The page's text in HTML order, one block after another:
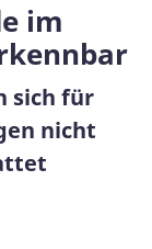
im
sich für
nicht